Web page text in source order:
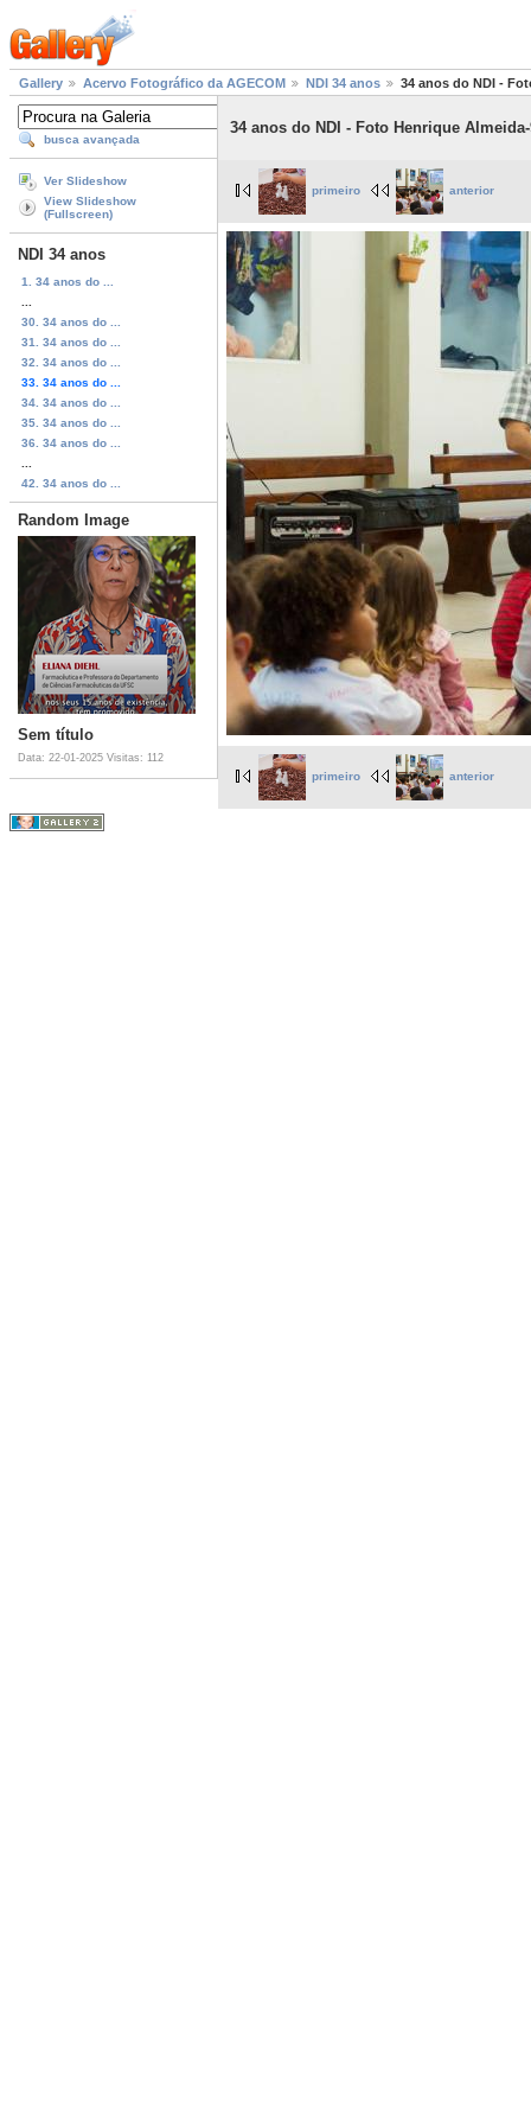
Gallery Acervo Fotográfico da AGECOM NDI 34 anos 34 anos do NDI -
busca avançada
Ver Slideshow
View Slideshow
(Fullscreen)
NDI 34 anos
1. 34 anos do ...
30. 34 anos do ...
31. 34 anos do ...
32. 34 anos do ...
33. 34 anos do ...
34. 34 anos do ...
35. 34 anos do ...
36. 34 anos do ...
42. 34 anos do ...
Random Image
Sem título
Data: 22-01-2025 Visitas: 112
34 anos do NDI - Foto Henrique
primeiro anterior
primeiro anterior